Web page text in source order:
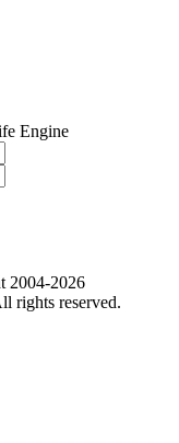
Engine
2004-2026
rights reserved.